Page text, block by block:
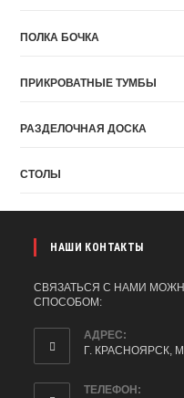
ПОЛКА БОЧКА
ПРИКРОВАТНЫЕ ТУМБЫ
РАЗДЕЛОЧНАЯ ДОСКА
СТОЛЫ
НАШИ КОНТАКТЫ
СВЯЗАТЬСЯ С НАМИ
СПОСОБОМ:
АДРЕС:
Г. КРАСНОЯРСК,
ТЕЛЕФОН: